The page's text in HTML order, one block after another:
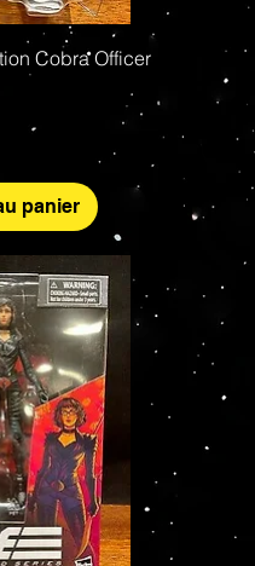
rapideCobra Officer
panier